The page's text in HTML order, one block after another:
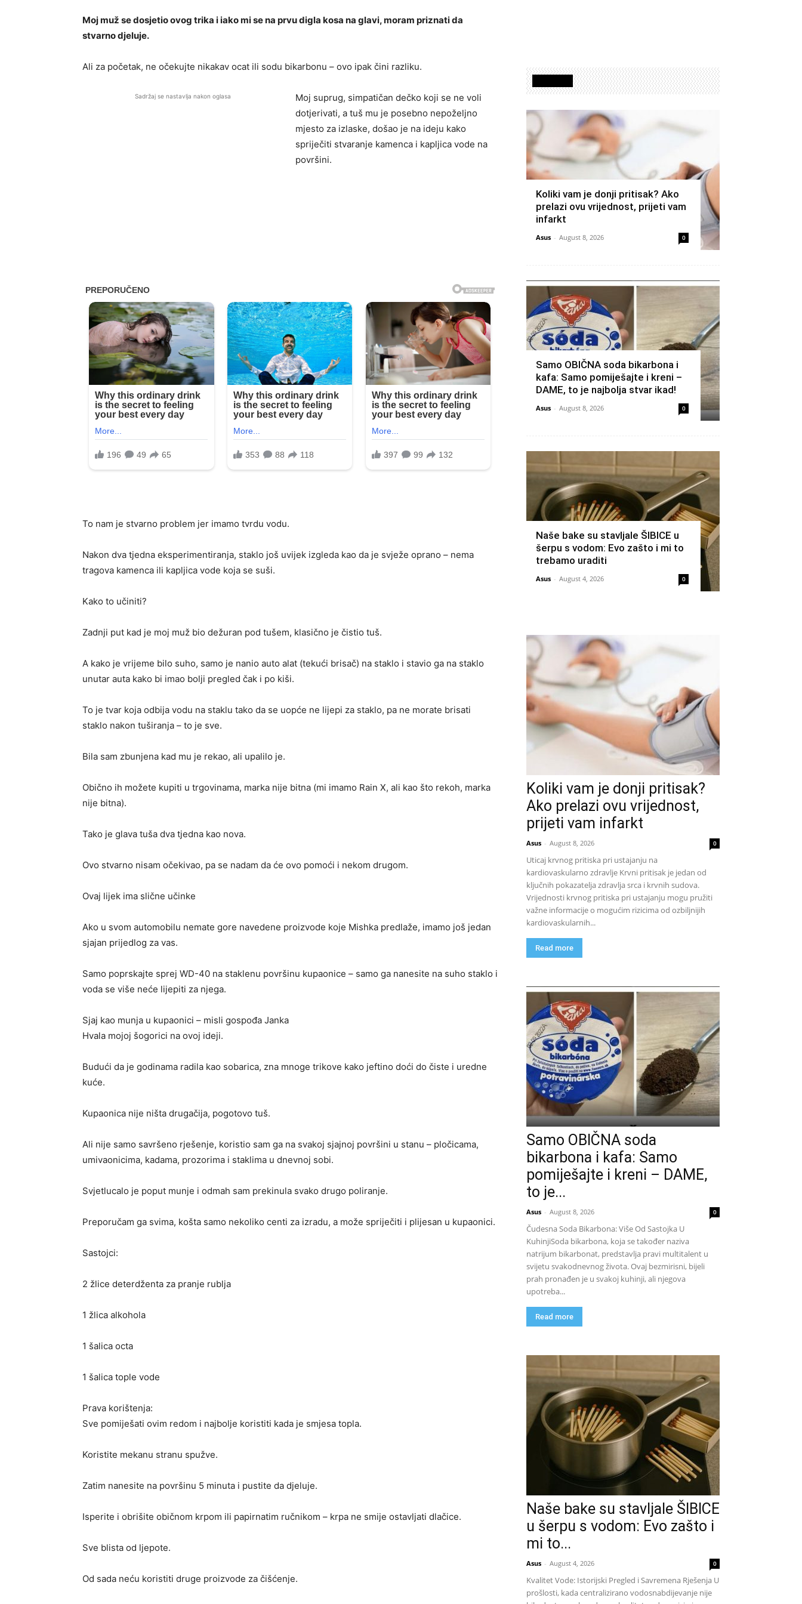
Moj muž se dosjetio ovog trika i iako mi se na prvu digla kosa na glavi, moram priznati da
stvarno djeluje.
Ali za početak, ne očekujte nikakav ocat ili sodu bikarbonu – ovo ipak čini razliku.
Sadržaj se nastavlja nakon oglasa
Moj suprug, simpatičan dečko koji se ne voli
dotjerivati, a tuš mu je posebno nepoželjno
mjesto za izlaske, došao je na ideju kako
spriječiti stvaranje kamenca i kapljica vode na
površini.
To nam je stvarno problem jer imamo tvrdu vodu.
Nakon dva tjedna eksperimentiranja, staklo još uvijek izgleda kao da je svježe oprano – nema
tragova kamenca ili kapljica vode koja se suši.
Kako to učiniti?
Zadnji put kad je moj muž bio dežuran pod tušem, klasično je čistio tuš.
A kako je vrijeme bilo suho, samo je nanio auto alat (tekući brisač) na staklo i stavio ga na staklo
unutar auta kako bi imao bolji pregled čak i po kiši.
To je tvar koja odbija vodu na staklu tako da se uopće ne lijepi za staklo, pa ne morate brisati
staklo nakon tuširanja – to je sve.
Bila sam zbunjena kad mu je rekao, ali upalilo je.
Obično ih možete kupiti u trgovinama, marka nije bitna (mi imamo Rain X, ali kao što rekoh, marka
nije bitna).
Tako je glava tuša dva tjedna kao nova.
Ovo stvarno nisam očekivao, pa se nadam da će ovo pomoći i nekom drugom.
Ovaj lijek ima slične učinke
Ako u svom automobilu nemate gore navedene proizvode koje Mishka predlaže, imamo još jedan
sjajan prijedlog za vas.
Samo poprskajte sprej WD-40 na staklenu površinu kupaonice – samo ga nanesite na suho staklo i
voda se više neće lijepiti za njega.
Sjaj kao munja u kupaonici – misli gospođa Janka
Hvala mojoj šogorici na ovoj ideji.
Budući da je godinama radila kao sobarica, zna mnoge trikove kako jeftino doći do čiste i uredne
kuće.
Kupaonica nije ništa drugačija, pogotovo tuš.
Ali nije samo savršeno rješenje, koristio sam ga na svakoj sjajnoj površini u stanu – pločicama,
umivaonicima, kadama, prozorima i staklima u dnevnoj sobi.
Svjetlucalo je poput munje i odmah sam prekinula svako drugo poliranje.
Preporučam ga svima, košta samo nekoliko centi za izradu, a može spriječiti i plijesan u kupaonici.
Sastojci:
2 žlice deterdženta za pranje rublja
1 žlica alkohola
1 šalica octa
1 šalica tople vode
Prava korištenja:
Sve pomiješati ovim redom i najbolje koristiti kada je smjesa topla.
Koristite mekanu stranu spužve.
Zatim nanesite na površinu 5 minuta i pustite da djeluje.
Isperite i obrišite običnom krpom ili papirnatim ručnikom – krpa ne smije ostavljati dlačice.
Sve blista od ljepote.
Od sada neću koristiti druge proizvode za čišćenje.
Koliki vam je donji pritisak? Ako
prelazi ovu vrijednost, prijeti vam
infarkt
Asus - August 8, 2026 0
Samo OBIČNA soda bikarbona i
kafa: Samo pomiješajte i kreni –
DAME, to je najbolja stvar ikad!
Asus - August 8, 2026 0
Naše bake su stavljale ŠIBICE u
šerpu s vodom: Evo zašto i mi to
trebamo uraditi
Asus - August 4, 2026 0
Koliki vam je donji pritisak?
Ako prelazi ovu vrijednost,
prijeti vam infarkt
Asus - August 8, 2026 0
Uticaj krvnog pritiska pri ustajanju na
kardiovaskularno zdravlje Krvni pritisak je jedan od
ključnih pokazatelja zdravlja srca i krvnih sudova.
Vrijednosti krvnog pritiska pri ustajanju mogu pružiti
važne informacije o mogućim rizicima od ozbiljnijih
kardiovaskularnih...
Read more
Samo OBIČNA soda
bikarbona i kafa: Samo
pomiješajte i kreni – DAME,
to je...
Asus - August 8, 2026 0
Čudesna Soda Bikarbona: Više Od Sastojka U
KuhinjiSoda bikarbona, koja se također naziva
natrijum bikarbonat, predstavlja pravi multitalent u
svijetu svakodnevnog života. Ovaj bezmirisni, bijeli
prah pronađen je u svakoj kuhinji, ali njegova
upotreba...
Read more
Naše bake su stavljale ŠIBICE
u šerpu s vodom: Evo zašto i
mi to...
Asus - August 4, 2026 0
Kvalitet Vode: Istorijski Pregled i Savremena Rješenja U
prošlosti, kada centralizirano vodosnabdijevanje nije